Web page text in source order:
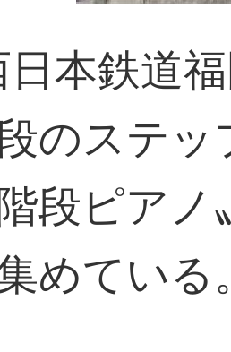
本鉄道
のステ
段ピア
めている